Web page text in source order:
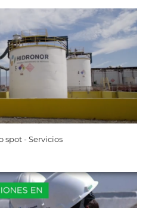
spot - Servicios